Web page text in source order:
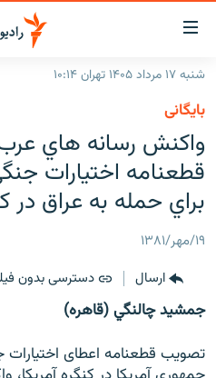
لینک‌های
قابلیت
دسترسی
بازگشت
بازگشت
منوی
اصلی
رفتن
صفحه
صفحه اصلی
ایران
جهان
رادیو
پادکست
گزارش‌های تصویری
گزارش‌های ویدئویی
زنان فردا
شنبه ۱۷ مرداد ۱۴۰۵ تهران ۱۰:۱۴
بایگانی
واكنش رسانه هاي
قطعنامه اختيارات
براي حمله به عراق در
۱۹/مهر/۱۳۸۱
ارسال
دسترسی بدون
جمشيد چالنگي (قاهره)
تصويب قطعنامه اعطاى